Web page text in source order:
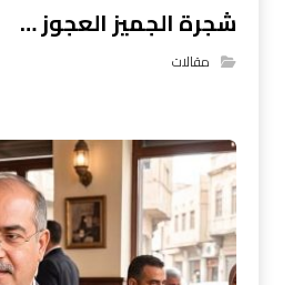
شجرة الجميز العجوز …
مقالات